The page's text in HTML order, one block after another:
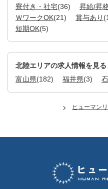
寮付き・社宅(36) 昇給/昇
ＷワークOK(21) 賞与あり
短期OK(5)
北陸エリアの求人情報を見る
富山県(182) 福井県(3)
ヒューマン